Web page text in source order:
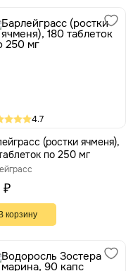
4.7
(ростки ячменя),
по 250 мг
₽
В корзину